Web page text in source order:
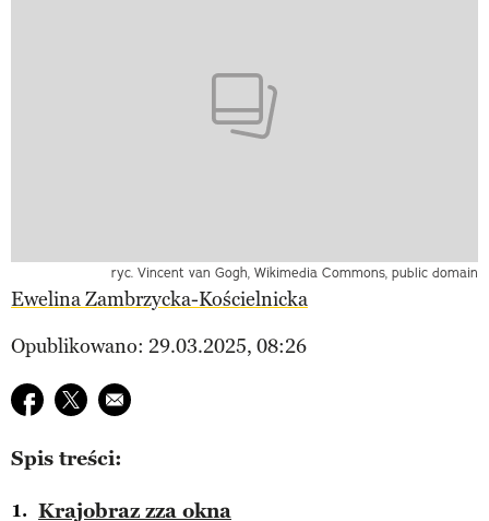
ryc. Vincent van Gogh, Wikimedia Commons, public domain
Ewelina Zambrzycka-Kościelnicka
Opublikowano: 29.03.2025, 08:26
Udostępnij na facebook
Udostępnij na twitter
E-mail do przyjaciela
Spis treści:
Krajobraz zza okna